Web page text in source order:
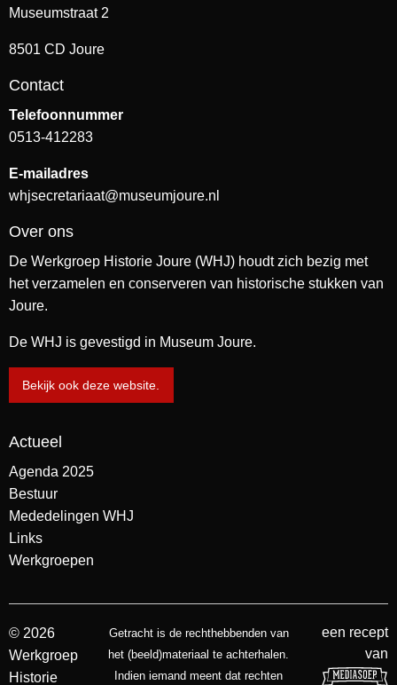
Museumstraat 2
8501 CD Joure
Contact
Telefoonnummer
0513-412283
E-mailadres
whjsecretariaat@museumjoure.nl
Over ons
De Werkgroep Historie Joure (WHJ) houdt zich bezig met
het verzamelen en conserveren van historische stukken van
Joure.
De WHJ is gevestigd in Museum Joure.
Bekijk ook deze website.
Actueel
Agenda 2025
Bestuur
Mededelingen WHJ
Links
Werkgroepen
© 2026
Werkgroep
Historie
Getracht is de rechthebbenden van
het (beeld)materiaal te achterhalen.
Indien iemand meent dat rechten
een recept
van